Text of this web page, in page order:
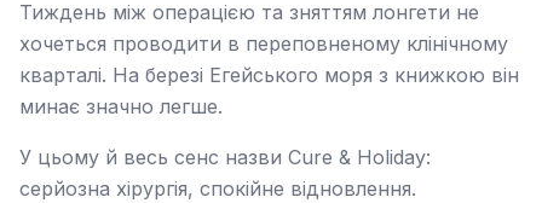
Тиждень між операцією та зняттям лонгети не
хочеться проводити в переповненому клінічному
кварталі. На березі Егейського моря з книжкою він
минає значно легше.
У цьому й весь сенс назви Cure & Holiday:
серйозна хірургія, спокійне відновлення.